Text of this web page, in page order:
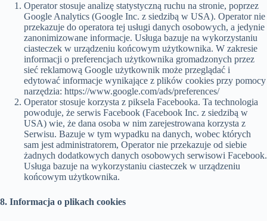
Operator stosuje analizę statystyczną ruchu na stronie, poprzez
Google Analytics (Google Inc. z siedzibą w USA). Operator nie
przekazuje do operatora tej usługi danych osobowych, a jedynie
zanonimizowane informacje. Usługa bazuje na wykorzystaniu
ciasteczek w urządzeniu końcowym użytkownika. W zakresie
informacji o preferencjach użytkownika gromadzonych przez
sieć reklamową Google użytkownik może przeglądać i
edytować informacje wynikające z plików cookies przy pomocy
narzędzia: https://www.google.com/ads/preferences/
Operator stosuje korzysta z piksela Facebooka. Ta technologia
powoduje, że serwis Facebook (Facebook Inc. z siedzibą w
USA) wie, że dana osoba w nim zarejestrowana korzysta z
Serwisu. Bazuje w tym wypadku na danych, wobec których
sam jest administratorem, Operator nie przekazuje od siebie
żadnych dodatkowych danych osobowych serwisowi Facebook.
Usługa bazuje na wykorzystaniu ciasteczek w urządzeniu
końcowym użytkownika.
8. Informacja o plikach cookies